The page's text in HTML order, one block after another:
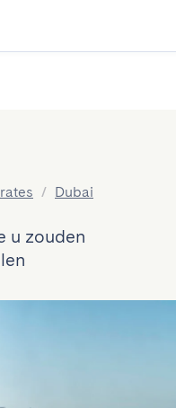
/ Dubai
u zouden